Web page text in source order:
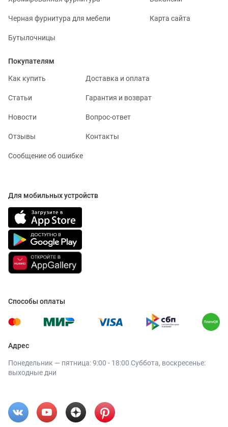
Черная фурнитура для мебели
Бутылочницы
Карта сайта
Покупателям
Как купить Доставка и оплата
Статьи Гарантия и возврат
Новости Вопрос-ответ
Отзывы Контакты
Сообщение об ошибке
Для мобильных устройств
Способы оплаты
Адрес
Понедельник — пятница: 9:00 - 18:00 Суббота, воскресенье:
выходные дни